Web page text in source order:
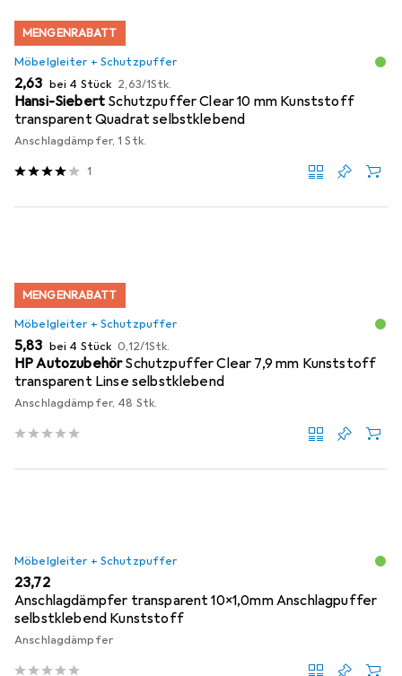
MENGENRABATT
Möbelgleiter + Schutzpuffer
EUR
2,63 bei 4 Stück EUR
2,63/1Stk.
Hansi-Siebert Schutzpuffer Clear 10 mm Kunststoff
transparent Quadrat selbstklebend
Anschlagdämpfer, 1 Stk.
1
MENGENRABATT
Möbelgleiter + Schutzpuffer
EUR
5,83 bei 4 Stück EUR
0,12/1Stk.
HP AutozubehörSchutzpuffer Clear 7,9 mm Kunststoff
transparent Linse selbstklebend
Anschlagdämpfer, 48 Stk.
Möbelgleiter + Schutzpuffer
EUR
23,72
Anschlagdämpfer transparent 10x1,0mm Anschlagpuffer
selbstklebend Kunststoff
Anschlagdämpfer